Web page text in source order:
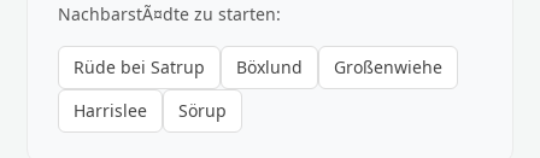
NachbarstÃ¤dte zu starten:
Rüde bei Satrup Böxlund
Großenwiehe
Harrislee
Sörup